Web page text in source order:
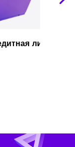
линия